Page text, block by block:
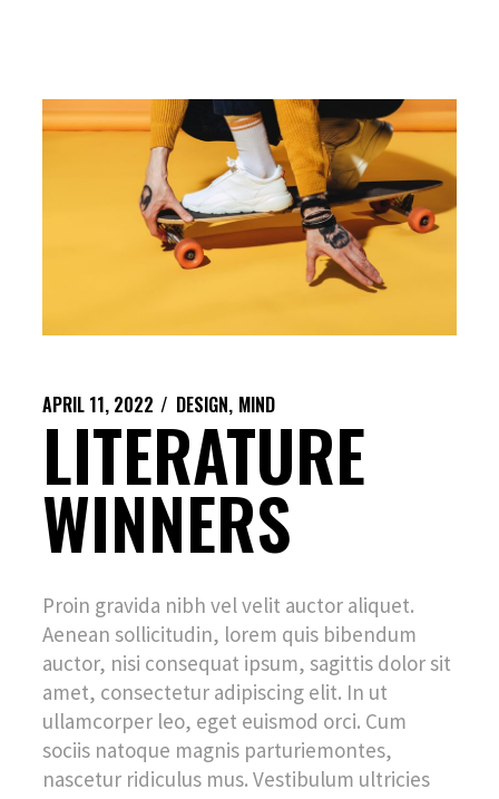
APRIL 11, 2022 DESIGN MIND
LITERATURE
WINNERS
Proin gravida nibh vel velit auctor aliquet.
Aenean sollicitudin, lorem quis bibendum
auctor, nisi consequat ipsum, sagittis dolor sit
amet, consectetur adipiscing elit. In ut
ullamcorper leo, eget euismod orci. Cum
sociis natoque magnis parturiemontes,
nascetur ridiculus mus. Vestibulum ultricies